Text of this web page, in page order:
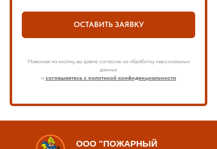
ОСТАВИТЬ ЗАЯВКУ
Нажимая на кнопку, вы даете согласие на обработку персональных
данных
и соглашаетесь с политикой конфиденциальности
ООО "ПОЖАРНЫЙ